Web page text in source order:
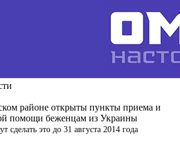
районе открыты пункты приема и
помощи беженцам из Украины
это до 31 августа 2014 года